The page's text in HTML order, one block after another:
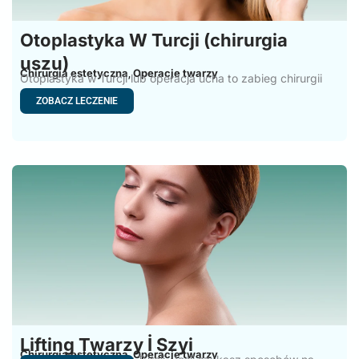
Otoplastyka W Turcji (chirurgia
uszu)
Chirurgia estetyczna ,Operacje twarzy
Otoplastyka w Turcji lub operacja ucha to zabieg chirurgii
plastycznej,
ZOBACZ LECZENIE
Lifting Twarzy İ Szyi
Chirurgia estetyczna,Operacje twarzy